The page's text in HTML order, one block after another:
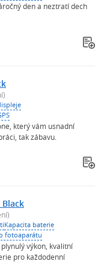
den a neztratí dech
který vám usnadní
tak zábavu.
Black
Kapacita baterie
fotoaparátu
výkon, kvalitní
pro každodenní